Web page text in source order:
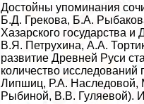
Достойны упоминания
Б.Д. Грекова, Б.А.
Хазарского государства
В.Я. Петрухина, А.А.
развитие Древней Руси
количество
Липшиц, Р.А. Наследовой,
Рыбиной, В.В. Гуляевой).